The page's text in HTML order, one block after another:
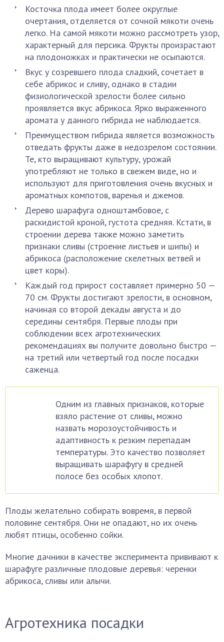
Косточка плода имеет более округлые
очертания, отделяется от сочной мякоти очень
легко. На самой мякоти можно рассмотреть узор,
характерный для персика. Фрукты произрастают
на плодоножках и практически не осыпаются.
Вкус у созревшего плода сладкий, сочетает в
себе абрикос и сливу, однако в стадии
физиологической зрелости более сильно
проявляется вкус абрикоса. Ярко выраженного
аромата у данного гибрида не наблюдается.
Преимуществом гибрида является возможность
отведать фрукты даже в недозрелом состоянии.
Те, кто выращивают культуру, урожай
употребляют не только в свежем виде, но и
используют для приготовления очень вкусных и
ароматных компотов, варенья и джемов.
Дерево шарафуга одноштамбовое, с
раскидистой кроной, густота средняя. Кстати, в
строении дерева также можно заметить
признаки сливы (строение листьев и шипы) и
абрикоса (расположение скелетных ветвей и
цвет коры).
Каждый год прирост составляет примерно 50 —
70 см. Фрукты достигают зрелости, в основном,
начиная со второй декады августа и до
середины сентября. Первые плоды при
соблюдении всех агротехнических
рекомендациях вы получите довольно быстро —
на третий или четвертый год после посадки
саженца.
Одним из главных признаков, которые
взяло растение от сливы, можно
назвать морозоустойчивость и
адаптивность к резким перепадам
температуры. Это качество позволяет
выращивать шарафугу в средней
полосе без особых хлопот.
Плоды желательно собирать вовремя, в первой
половине сентября. Они не опадают, но их очень
любят птицы, особенно сойки.
Многие дачники в качестве эксперимента прививают к
шарафуге различные плодовые деревья: черенки
абрикоса, сливы или алычи.
Агротехника посадки